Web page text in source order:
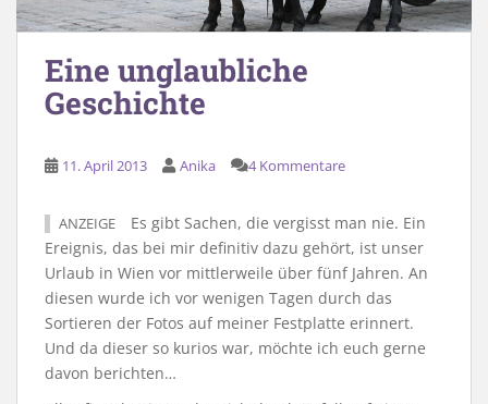
Eine unglaubliche
Geschichte
11. April 2013 Anika 4 Kommentare
ANZEIGE
Es gibt Sachen, die vergisst man nie. Ein
Ereignis, das bei mir definitiv dazu gehört, ist unser
Urlaub in Wien vor mittlerweile über fünf Jahren. An
diesen wurde ich vor wenigen Tagen durch das
Sortieren der Fotos auf meiner Festplatte erinnert.
Und da dieser so kurios war, möchte ich euch gerne
davon berichten…